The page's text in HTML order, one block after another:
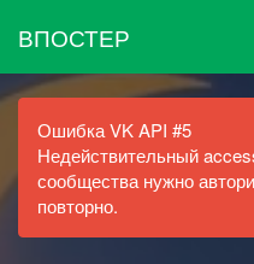
ВПОСТЕР
Ошибка VK API #5
Недействительный
сообщества нужно
повторно.